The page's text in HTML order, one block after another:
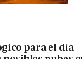
para el día